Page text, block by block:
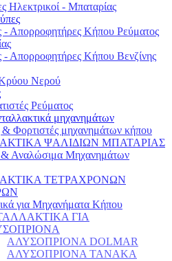
Ηλεκτρικοί - Μπαταρίας
- Απορροφητήρες Κήπου Ρεύματος
- Απορροφητήρες Κήπου Βενζίνης
Νερού
Ρεύματος
μηχανημάτων
& Φορτιστές μηχανημάτων κήπου
ΨΑΛΙΔΙΩΝ ΜΠΑΤΑΡΙAΣ
Αναλώσιμα Μηχανημάτων
ΤΕΤΡΑΧΡΟΝΩΝ
για Μηχανήματα Κήπου
ΓΙΑ
ΑΛΥΣΟΠΡΙΟΝΑ DOLMAR
ΑΛΥΣΟΠΡΙΟΝΑ TANAKA